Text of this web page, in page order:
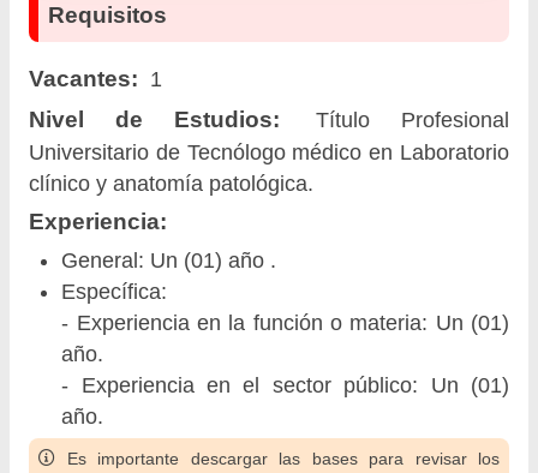
Requisitos
Vacantes: 1
Nivel de Estudios:
Título Profesional
Universitario de Tecnólogo médico en Laboratorio
clínico y anatomía patológica.
Experiencia:
General: Un (01) año .
Específica:
- Experiencia en la función o materia: Un (01)
año.
- Experiencia en el sector público: Un (01)
año.
Es importante descargar las bases para revisar los